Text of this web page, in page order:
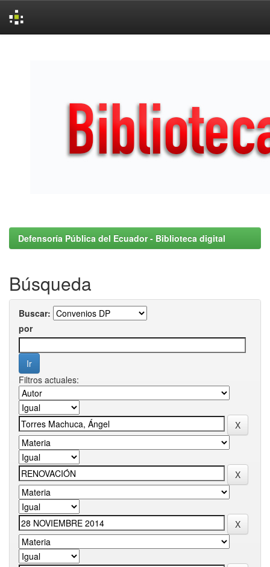
Defensoría Pública del Ecuador - Biblioteca digital
Búsqueda
Buscar:
por
Filtros actuales: